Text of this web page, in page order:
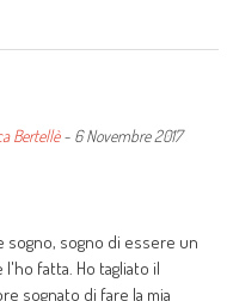
Bertellè- 6 Novembre 2017
sogno, sogno di essere un
l'ho fatta. Ho tagliato il
sognato di fare la mia